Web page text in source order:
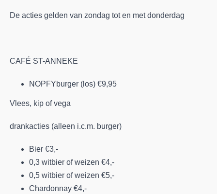
De acties gelden van zondag tot en met donderdag
CAFÉ ST-ANNEKE
NOPFYburger (los) €9,95
Vlees, kip of vega
drankacties (alleen i.c.m. burger)
Bier €3,-
0,3 witbier of weizen €4,-
0,5 witbier of weizen €5,-
Chardonnay €4,-